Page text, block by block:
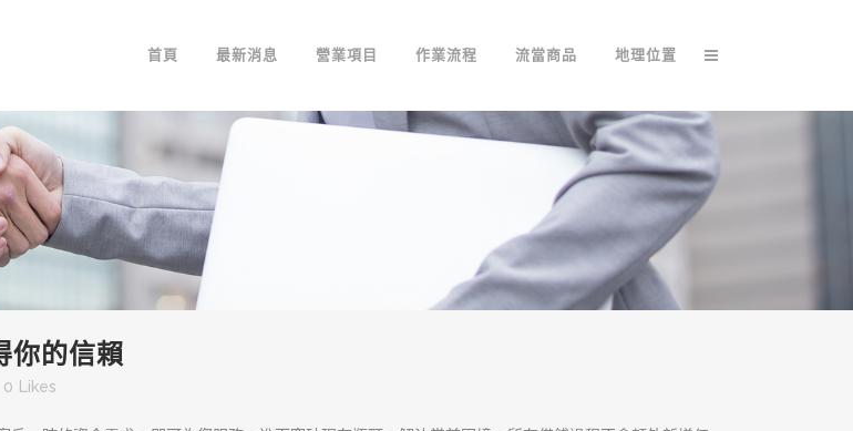
首頁 最新消息 營業項目 作業流程 流當商品 地理位置
你的信賴
0 Likes